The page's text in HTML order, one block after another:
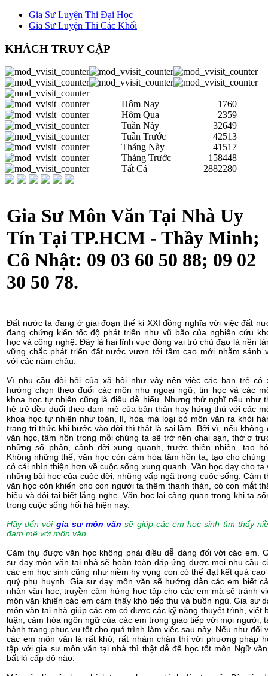
Gia Sư Luyện Thi Đại Học
Gia Sư Luyện Thi Các Khối
KHÁCH TRUY CẬP
Hôm Nay
1760
Hôm Qua
2359
Tuần Này
32649
Tuần Trước
42513
Tháng Này
41517
Tháng Trước
158448
Tất Cả
2882280
Gia Sư Môn Văn Tại Nhà Uy
Tín Tại TP.HCM - Thầy Minh;
Cô Nhật: 09 03 60 50 88; 09 02
30 50 78.
Đất nước ta đang ở giai đoạn thế kỉ XXI đồng nghĩa với việc đất
đang chứng kiến tốc độ phát triển như vũ bão của nghiên cứu
học và công nghệ. Đây là hai lĩnh vực đóng vai trò chủ đạo là nền
vững chắc phát triển đất nước vươn tới tầm cao mới nhằm sánh
với các năm châu.
Vì nhu cầu đòi hỏi của xã hội như vậy nên việc các bạn trẻ có
hướng chọn theo đuổi các môn như ngoại ngữ, tin học và các
khoa học tự nhiên cũng là điều dễ hiểu. Nhưng thử nghĩ nếu như
hệ trẻ đều đuổi theo đam mê của bản thân hay hứng thú với các
khoa học tự nhiên như toán, lí, hóa mà loại bỏ môn văn ra khỏi
trang tri thức khi bước vào đời thì thật là sai lầm. Bởi vì, nếu không
văn học, tâm hồn trong mỗi chúng ta sẽ trở nên chai sạn, thờ ơ
những số phận, cảnh đời xung quanh, trước thiên nhiên, tạo
Không những thế, văn học còn cảm hóa tâm hồn ta, tạo cho chúng
có cái nhìn thiện hơn về cuộc sống xung quanh. Văn học dạy cho ta
những bài học của cuộc đời, những vấp ngã trong cuộc sống. Cảm
văn học còn khiến cho con người ta thêm thanh thản, có con mắt
hiểu và đôi tai biết lắng nghe. Văn học lại càng quan trọng khi ta
trong cuộc sống hối hả hiện nay.
Hãy đến với gia sư môn văn sẽ giúp các em học sinh tìm thấy
đam mê với môn văn.
Cảm thụ được văn học không phải điều dễ dàng đối với các em.
sư dạy môn văn tại nhà sẽ hoàn toàn đáp ứng được mọi nhu cầu
các em học sinh cũng như niềm hy vọng con có thể đạt kết quả cao
quý phụ huynh. Gia sư dạy môn văn sẽ hướng dẫn các em biết
nhận văn học, truyền cảm hứng học tập cho các em mà sẽ tránh
môn văn khiến các em cảm thấy khó tiếp thu và buồn ngủ. Gia sư
môn văn tại nhà giúp các em có được các kỹ năng thuyết trình, viết
luận, cảm hóa ngôn ngữ của các em trong giao tiếp với mọi người,
hành trang phục vụ tốt cho quá trình làm việc sau này. Nếu như đối
các em môn văn là rất khó, rất nhàm chán thì với phương pháp
tập với gia sư môn văn tại nhà thì thật dễ để học tốt môn Ngữ
bất kì cấp độ nào.